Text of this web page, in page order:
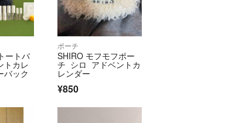
お願い致します。
ートバ
トカレ
バック
ポーチ
SHIRO モフモフポー
チ シロ アドベントカ
レンダー
¥850